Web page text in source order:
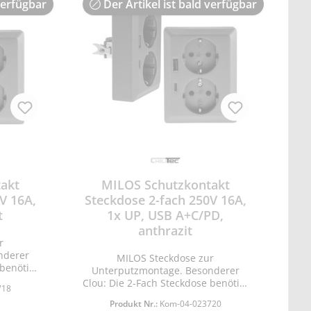
RA >70 • Quecksilber Hg 0,0mg •
Maße mit Rahmen: 80x80mm,
Einbautiefe 35mm - passt in
Schalterdosen • Verbrauch / 1000h
1,5kWh • Energieeffizienzklasse F •
nicht dimmbar • Nicht geeignet für
Akzentbeleuchtung • Schutzklasse
16A,
Der Artikel ist bald verfügbar
MILOS Schutzkontakt
Steckdose 2-fach 250V 16A,
1x UP, USB A+C/PD,
anthrazit
MILOS Steckdose zur
Unterputzmontage. Besonderer
Clou: Die 2-Fach Steckdose benötigt
trockene Innenräume • Kunststoff-
Produkt Nr.: Kom-04-023720